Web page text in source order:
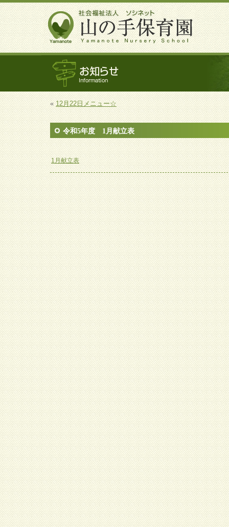
«12月22日メニュー☆
令和5年度 1月献立表
1月献立表